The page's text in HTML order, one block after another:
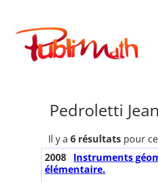
contenu
Publimath
Pedroletti
Il y a 6 résultats pour
2008 Instruments
élémentaire.